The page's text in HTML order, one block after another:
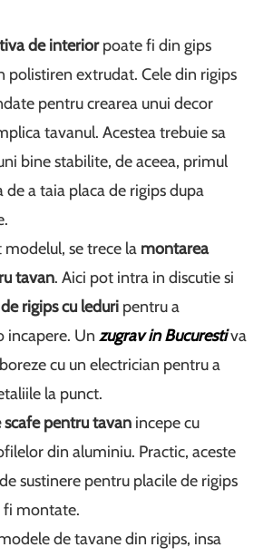
de interiorpoate fi din gips
polistiren extrudat. Cele din rigips
pentru crearea unui decor
tavanul. Acestea trebuie sa
bine stabilite, de aceea, primul
de a taia placa de rigips dupa
se trece la montarea
tavan. Aici pot intra in discutie si
rigips cu leduri pentru a
incapere. Unzugrav in Bucurestiva
cu un electrician pentru a
la punct.
scafe pentru tavan incepe cu
din aluminiu. Practic, aceste
sustinere pentru placile de rigips
fi montate.
de tavane din rigips, insa